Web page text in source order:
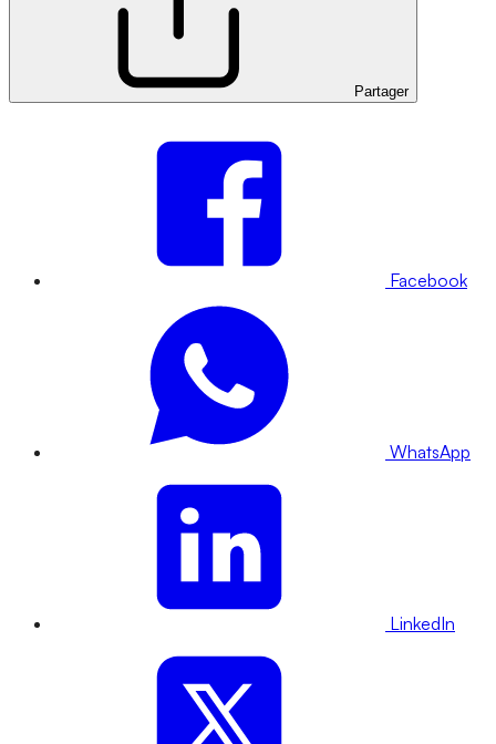
Partager
Facebook
WhatsApp
LinkedIn